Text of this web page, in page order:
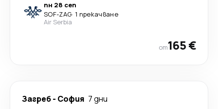
пн 28 сеп
SOF-ZAG· 1 прекачване
Air Serbia
от165 €
Загреб- София 7 дни